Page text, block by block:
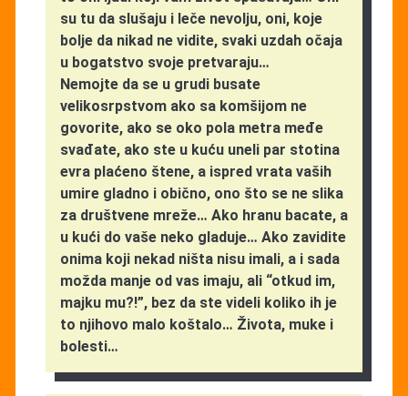
su tu da slušaju i leče nevolju, oni, koje
bolje da nikad ne vidite, svaki uzdah očaja
u bogatstvo svoje pretvaraju…
Nemojte da se u grudi busate
velikosrpstvom ako sa komšijom ne
govorite, ako se oko pola metra međe
svađate, ako ste u kuću uneli par stotina
evra plaćeno štene, a ispred vrata vaših
umire gladno i obično, ono što se ne slika
za društvene mreže… Ako hranu bacate, a
u kući do vaše neko gladuje… Ako zavidite
onima koji nekad ništa nisu imali, a i sada
možda manje od vas imaju, ali “otkud im,
majku mu?!”, bez da ste videli koliko ih je
to njihovo malo koštalo… Života, muke i
bolesti…